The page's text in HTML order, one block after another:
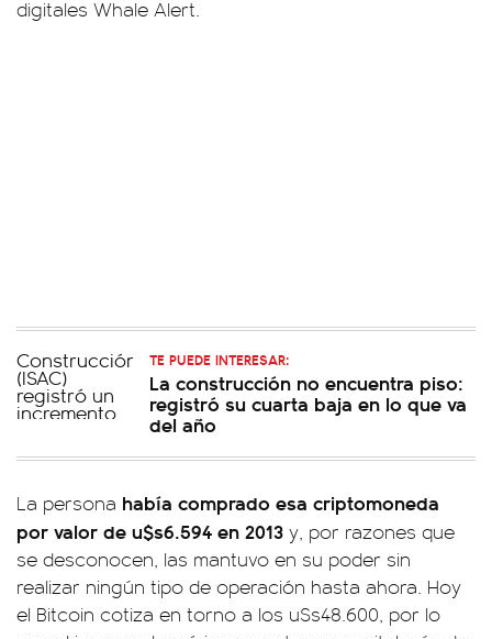
digitales Whale Alert.
TE PUEDE INTERESAR:
La construcción no encuentra piso:
registró su cuarta baja en lo que va
del año
La persona había comprado esa criptomoneda
por valor de u$s6.594 en 2013 y, por razones que
se desconocen, las mantuvo en su poder sin
realizar ningún tipo de operación hasta ahora. Hoy
el Bitcoin cotiza en torno a los u$s48.600, por lo